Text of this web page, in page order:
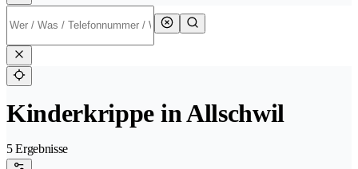
Kinderkrippe in Allschwil
5 Ergebnisse